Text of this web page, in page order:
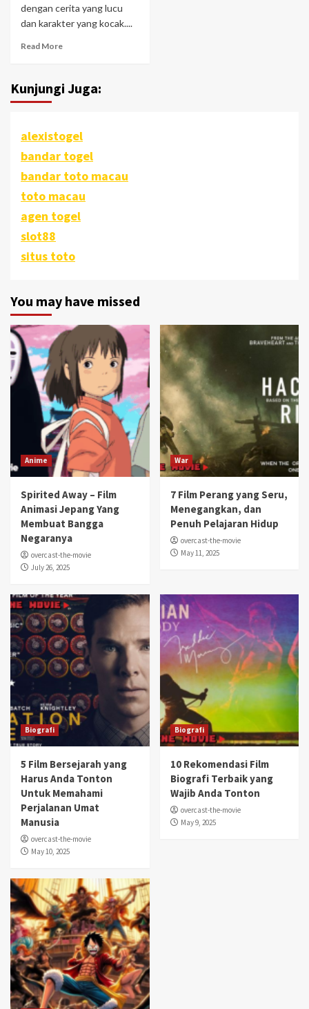
dengan cerita yang lucu
dan karakter yang kocak....
Read More
Kunjungi Juga:
alexistogel
bandar togel
bandar toto macau
toto macau
agen togel
slot88
situs toto
You may have missed
Anime
Spirited Away – Film
Animasi Jepang Yang
Membuat Bangga
Negaranya
overcast-the-movie
July 26, 2025
War
7 Film Perang yang Seru,
Menegangkan, dan
Penuh Pelajaran Hidup
overcast-the-movie
May 11, 2025
Biografi
5 Film Bersejarah yang
Harus Anda Tonton
Untuk Memahami
Perjalanan Umat
Manusia
overcast-the-movie
May 10, 2025
Biografi
10 Rekomendasi Film
Biografi Terbaik yang
Wajib Anda Tonton
overcast-the-movie
May 9, 2025